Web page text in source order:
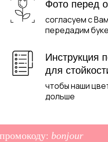
Фото перед
согласуем с
передадим
Инструкция
для
чтобы наши
дольше
bonjour